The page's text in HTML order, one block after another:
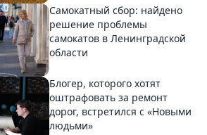
Самокатный сбор: найдено
решение проблемы
самокатов в Ленинградской
области
Блогер, которого хотят
оштрафовать за ремонт
дорог, встретился с «Новыми
людьми»